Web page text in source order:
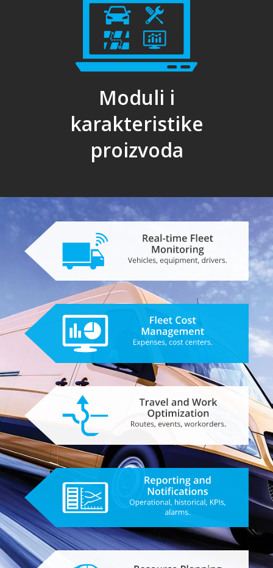
Moduli i
karakteristike
proizvoda